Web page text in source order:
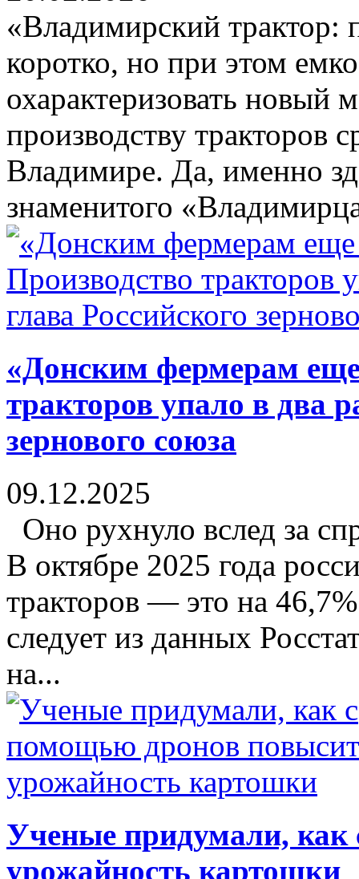
«Владимирский трактор:
коротко, но при этом
охарактеризовать новый
производству тракторов
Владимире. Да, именно
знаменитого
«Донским фермерам
тракторов упало в два
зернового союза
09.12.2025
Оно рухнуло вслед за
В октябре 2025 года
тракторов — это на
следует из данных
на...
Ученые придумали,
урожайность картошки